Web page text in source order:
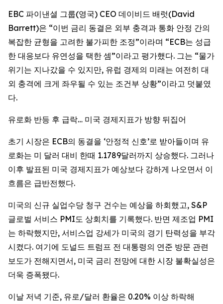
EBC 파이낸셜 그룹(영국) CEO 데이비드 배럿(David
Barrett)은 “이번 금리 동결은 외부 충격과 통화 안정 간의
복잡한 균형을 고려한 불가피한 조정”이라며 “ECB는 성급
한 대응보다 유연성을 택한 셈”이라고 평가했다. 그는 “물가
위기는 지나갔을 수 있지만, 유럽 경제의 미래는 여전히 대
외 충격에 크게 좌우될 수 있는 조건부 상황”이라고 덧붙였
다.
유로화 반등 후 급락… 미국 경제지표가 방향 뒤집어
초기 시장은 ECB의 동결을 ‘안정적 신호’로 받아들이며 유
로화는 미 달러 대비 한때 1.1789달러까지 상승했다. 그러나
이후 발표된 미국 경제지표가 예상보다 강하게 나오면서 이
흐름은 급반전했다.
미국의 신규 실업수당 청구 건수는 예상을 하회했고, S&P
글로벌 서비스 PMI도 상회치를 기록했다. 반면 제조업 PMI
는 하락했지만, 서비스업 강세가 미국의 경기 탄력성을 부각
시켰다. 여기에 도널드 트럼프 전 대통령의 연준 방문 관련
보도가 전해지면서, 미국 금리 전망에 대한 시장 불확실성은
더욱 증폭됐다.
이날 저녁 기준, 유로/달러 환율은 0.20% 이상 하락해